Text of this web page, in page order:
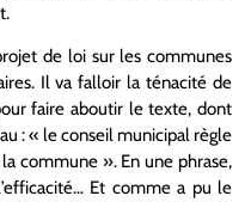
de loi sur les communes
Il va falloir la ténacité de
faire aboutir le texte, dont
: « le conseil municipal règle
commune ». En une phrase,
Et comme a pu le